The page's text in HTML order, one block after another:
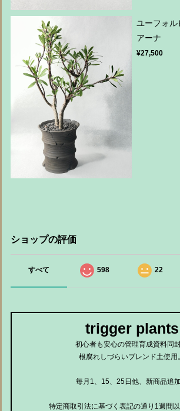
ユーフォル
アーナ
¥27,500
ショップの評価
すべて 598 22
trigger plants
初心者も安心の管理育成資料同封
根腐れしづらいブレンド土使用。
毎月1、15、25日他、新商品追加
特定商取引法に基づく表記の通り1週間以